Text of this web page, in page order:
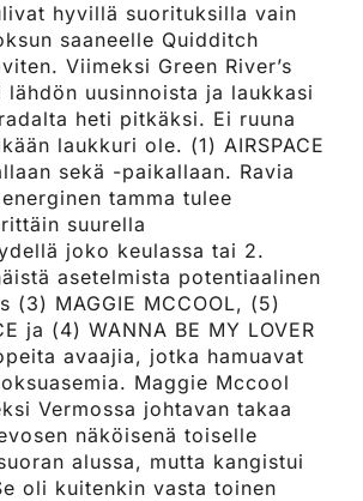
hyvillä suorituksilla vain
saaneelle Quidditch
Viimeksi Green River’s
lähdön uusinnoista ja laukkasi
heti pitkäksi. Ei ruuna
laukkuri ole. (1) AIRSPACE
sekä -paikallaan. Ravia
tamma tulee
suurella
joko keulassa tai 2.
asetelmista potentiaalinen
(3) MAGGIE MCCOOL, (5)
ja (4) WANNA BE MY LOVER
avaajia, jotka hamuavat
Maggie Mccool
Vermossa johtavan takaa
näköisenä toiselle
alussa, mutta kangistui
oli kuitenkin vasta toinen